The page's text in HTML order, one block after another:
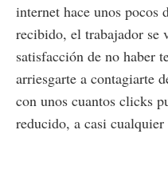
internet hace unos pocos
recibido, el trabajador se
satisfacción de no haber
arriesgarte a contagiarte
con unos cuantos clicks
reducido, a casi cualquier